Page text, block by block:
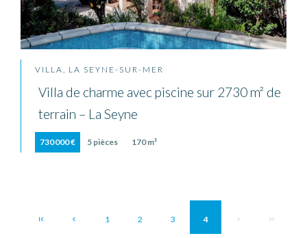
VILLA, LA SEYNE-SUR-MER
Villa de charme avec piscine sur 2730 m² de
terrain – La Seyne
730 000 € 5 pièces 170 m²
1 2 3 4